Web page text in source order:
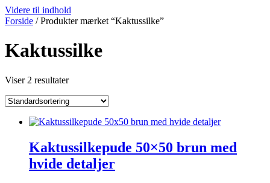
Videre til indhold
Forside / Produkter mærket “Kaktussilke”
Kaktussilke
Viser 2 resultater
Kaktussilkepude 50×50 brun med
hvide detaljer